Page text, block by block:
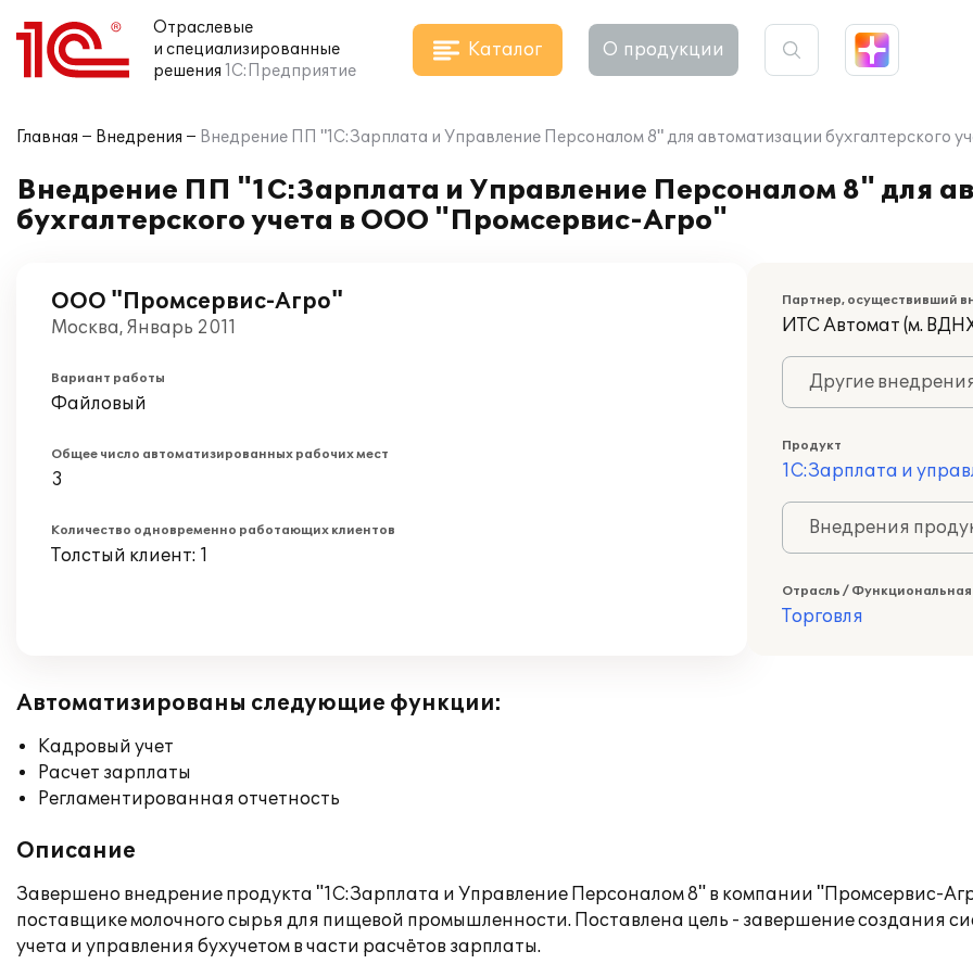
Отраслевые
и специализированные
решения 1С:Предприятие
Каталог О продукции
Главная Внедрения Внедрение ПП "1С:Зарплата и Управление Персоналом 8" для автоматизации бухгалтерского
Внедрение ПП "1С:Зарплата и Управление Персоналом 8" для
бухгалтерского учета в ООО "Промсервис-Агро"
ООО "Промсервис-Агро"
Москва, Январь 2011
Вариант работы
Файловый
Общее число автоматизированных рабочих мест
3
Количество одновременно работающих клиентов
Толстый клиент: 1
Партнер, осуществивший
ИТС Автомат (м.
Другие
Продукт
1С:Зарплата и
Внедрения
Отрасль / Функциональная
Торговля
Автоматизированы следующие функции:
Кадровый учет
Расчет зарплаты
Регламентированная отчетность
Описание
Завершено внедрение продукта "1С:Зарплата и Управление Персоналом 8" в компании "Промсервис-
поставщике молочного сырья для пищевой промышленности. Поставлена цель - завершение создания
учета и управления бухучетом в части расчётов зарплаты.